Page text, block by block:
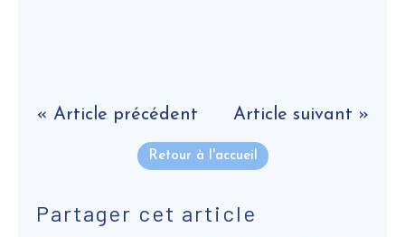
« Article précédent Article suivant »
Retour à l'accueil
Partager cet article